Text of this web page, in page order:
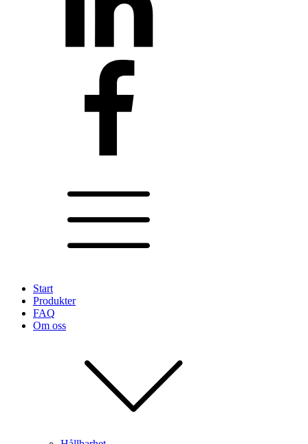
Start
Produkter
FAQ
Om oss